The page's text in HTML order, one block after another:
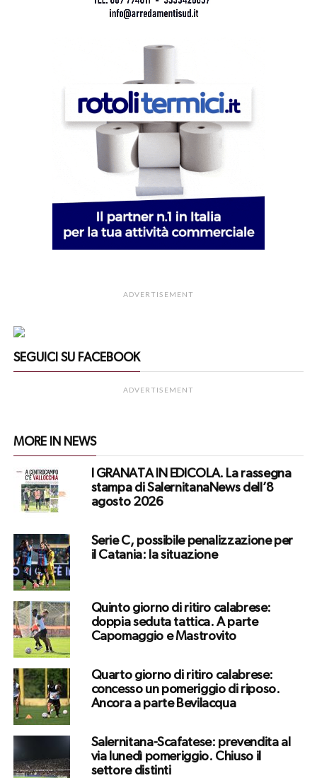
ADVERTISEMENT
SEGUICI SU FACEBOOK
ADVERTISEMENT
MORE IN NEWS
I GRANATA IN EDICOLA. La rassegna
stampa di SalernitanaNews dell’8
agosto 2026
Serie C, possibile penalizzazione per
il Catania: la situazione
Quinto giorno di ritiro calabrese:
doppia seduta tattica. A parte
Capomaggio e Mastrovito
Quarto giorno di ritiro calabrese:
concesso un pomeriggio di riposo.
Ancora a parte Bevilacqua
Salernitana-Scafatese: prevendita al
via lunedì pomeriggio. Chiuso il
settore distinti